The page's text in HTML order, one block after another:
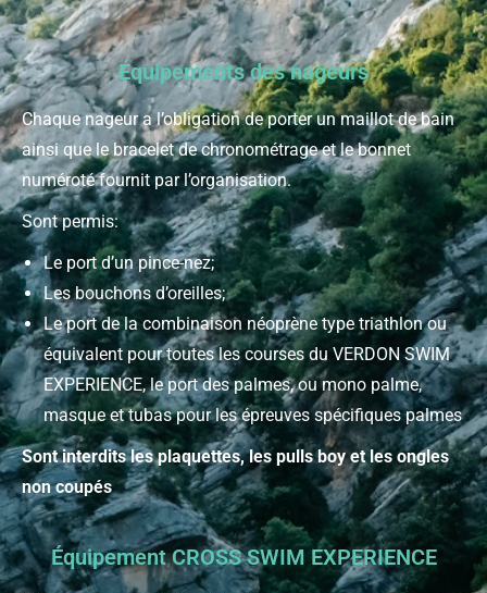
Équipements des nageurs
Chaque nageur a l’obligation de porter un maillot de bain
ainsi que le bracelet de chronométrage et le bonnet
numéroté fournit par l’organisation.
Sont permis:
Le port d’un pince-nez;
Les bouchons d’oreilles;
Le port de la combinaison néoprène type triathlon ou
équivalent pour toutes les courses du VERDON SWIM
EXPERIENCE, le port des palmes, ou mono palme,
masque et tubas pour les épreuves spécifiques palmes
Sont interdits les plaquettes, les pulls boy et les ongles
non coupés
Équipement CROSS SWIM EXPERIENCE